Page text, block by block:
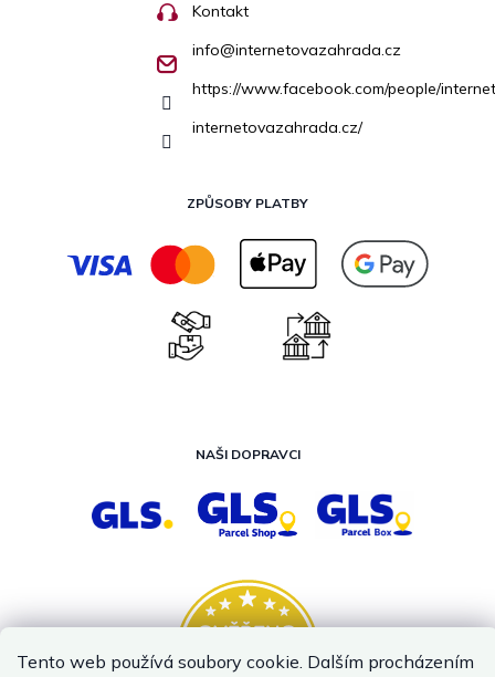
Tento web používá soubory cookie. Dalším procházením
Kontakt
info@internetovazahrada.cz
https://www.facebook.com/people/
internetovazahrada.cz/
ZPŮSOBY PLATBY
NAŠI DOPRAVCI